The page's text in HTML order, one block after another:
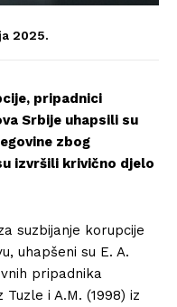
2025.
pripadnici
Srbije uhapsili su
zbog
izvršili krivično djelo
suzbijanje korupcije
uhapšeni su E. A.
pripadnika
Tuzle i A.M. (1998) iz